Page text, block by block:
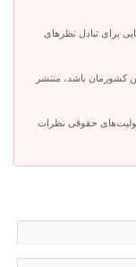
برای تبادل نظرهای
کشورمان باشد، منتشر
حقوقی نظرات